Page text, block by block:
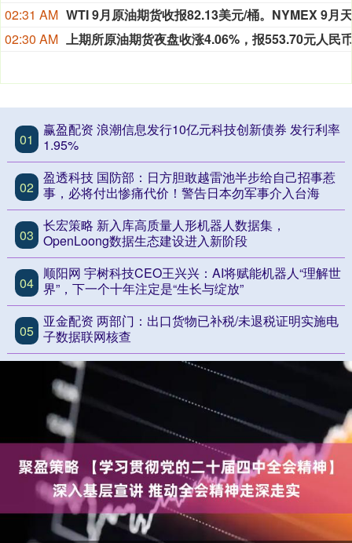
02:31 AM
02:30 AM
01
赢盈配资 浪潮信息发行10亿元科技创新债券 发行利率
1.95%
02
盈透科技 国防部：日方胆敢越雷池半步给自己招事惹
事，必将付出惨痛代价！警告日本勿军事介入台海
03
长宏策略 新入库高质量人形机器人数据集，
OpenLoong数据生态建设进入新阶段
04
顺阳网 宇树科技CEO王兴兴：AI将赋能机器人“理解世
界”，下一个十年注定是“生长与绽放”
05
亚金配资 两部门：出口货物已补税/未退税证明实施电
子数据联网核查